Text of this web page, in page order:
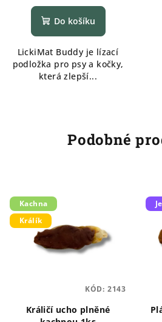
Do košíku
LickiMat Buddy je lízací
podložka pro psy a kočky,
která zlepší...
Podobné
Kachna
Králík
Králičí ucho plněné
KÓD: 2143